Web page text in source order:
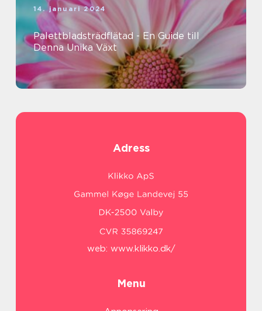
14. januari 2024
Palettbladsträdflätad - En Guide till
Denna Unika Växt
Adress
web: www.klikko.dk/
Menu